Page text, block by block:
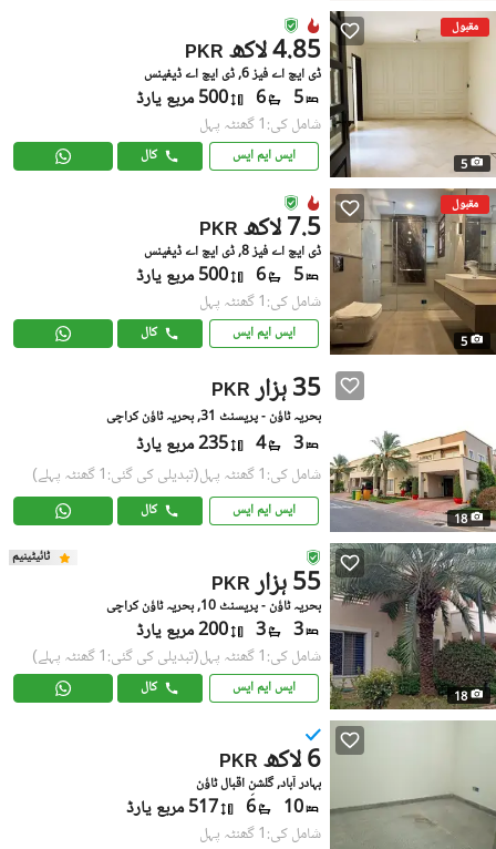
مقبول
5
PKR 4.85 لاکھ
ڈی ایچ اے فیز 6, ڈی ایچ اے ڈیفینس
5
6 500 مربع یارڈ
شامل کی:1 گھنٹہ پہل
ایس ایم ایس کال
مقبول
5
PKR 7.5 لاکھ
ڈی ایچ اے فیز 8, ڈی ایچ اے ڈیفینس
5
6 500 مربع یارڈ
شامل کی:1 گھنٹہ پہل
ایس ایم ایس کال
18
PKR 35 ہزار
بحریہ ٹاؤن - پریسنٹ 31, بحریہ ٹاؤن کراچی
3
4 235 مربع یارڈ
شامل کی:1 گھنٹہ پہل (تبدیلی کی گئی:1 گھنٹہ پہلے)
ایس ایم ایس کال
18
ٹائیٹینیم
PKR 55 ہزار
بحریہ ٹاؤن - پریسنٹ 10, بحریہ ٹاؤن کراچی
3
3 200 مربع یارڈ
شامل کی:1 گھنٹہ پہل (تبدیلی کی گئی:1 گھنٹہ پہلے)
ایس ایم ایس کال
PKR 6 لاکھ
بہادر آباد, گلشنِ اقبال ٹاؤن
10
6 517 مربع یارڈ
شامل کی:1 گھنٹہ پہل